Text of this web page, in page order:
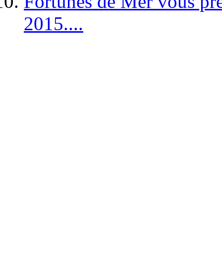
2015....